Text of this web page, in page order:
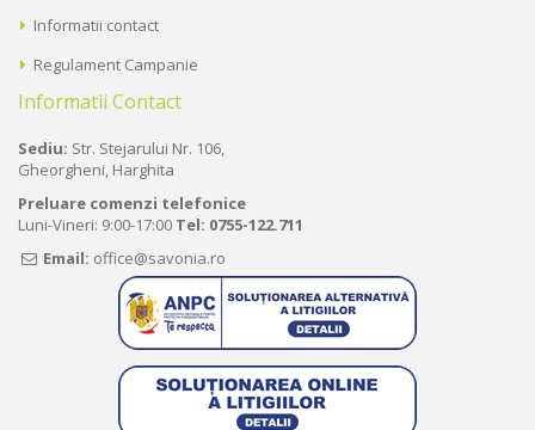
Informatii contact
Regulament Campanie
Informatii Contact
Sediu: Str. Stejarului Nr. 106,
Gheorgheni, Harghita
Preluare comenzi telefonice
Luni-Vineri: 9:00-17:00 Tel: 0755-122.711
Email: office@savonia.ro